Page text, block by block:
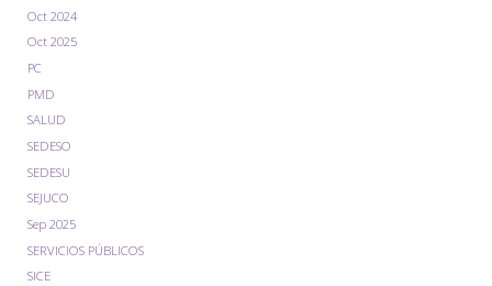
Oct 2024
Oct 2025
PC
PMD
SALUD
SEDESO
SEDESU
SEJUCO
Sep 2025
SERVICIOS PÚBLICOS
SICE